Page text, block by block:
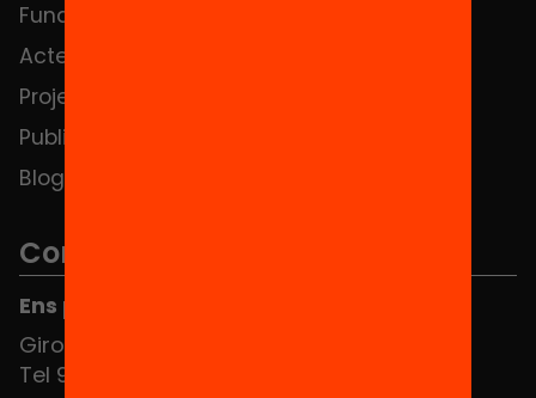
Fundació
Actes
Projectes
Publicacions i vídeos
Blog
Contacte
Ens pots trobar al Hub Social
Girona 34, interior 08010 Barcelona
Tel 934 588 700